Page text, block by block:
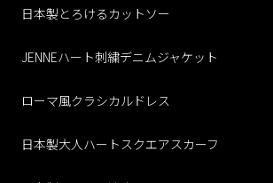
日本製とろけるカットソー
JENNEハート刺繍デニムジャケット
ローマ風クラシカルドレス
日本製大人ハートスクエアスカーフ